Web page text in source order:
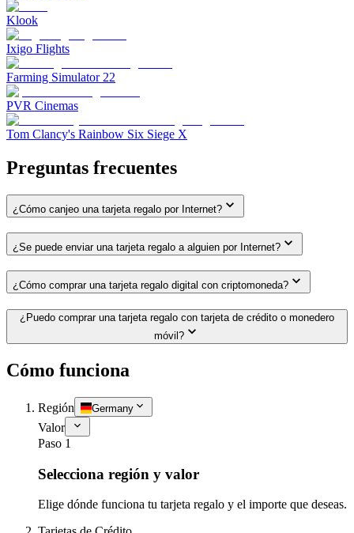
Klook
Ixigo Flights
Farming Simulator 22
PVR Cinemas
Tom Clancy's Rainbow Six Siege X
Preguntas frecuentes
¿Cómo canjeo una tarjeta regalo por Internet?
¿Se puede enviar una tarjeta regalo a alguien por Internet?
¿Cómo comprar una tarjeta regalo digital con criptomoneda?
¿Puedo comprar una tarjeta regalo con tarjeta de crédito o monedero
móvil?
Cómo funciona
Región Germany
Valor
Paso 1
Selecciona región y valor
Elige dónde funciona tu tarjeta regalo y el importe que deseas.